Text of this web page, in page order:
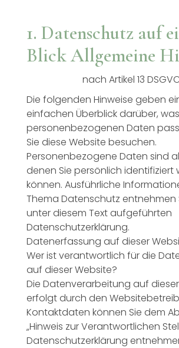
1. Datenschutz auf
Blick Allgemeine
nach Artikel 13
Die folgenden Hinweise geben
einfachen Überblick darüber,
personenbezogenen Daten
Sie diese Website besuchen.
Personenbezogene Daten sind
denen Sie persönlich identifiziert
können. Ausführliche
Thema Datenschutz entnehmen
unter diesem Text aufgeführten
Datenschutzerklärung.
Datenerfassung auf dieser
Wer ist verantwortlich für die
auf dieser Website?
Die Datenverarbeitung auf
erfolgt durch den
Kontaktdaten können Sie dem
„Hinweis zur Verantwortlichen
Datenschutzerklärung